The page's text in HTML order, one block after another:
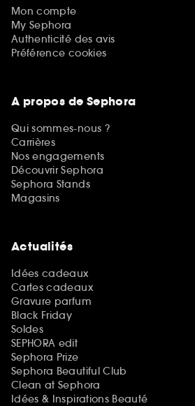
Mon compte
My Sephora
Authenticité des avis
Préférence cookies
A propos de Sephora
Qui sommes-nous ?
Carrières
Nos engagements
Découvrir Sephora
Sephora Stands
Magasins
Actualités
Idées cadeaux
Cartes cadeaux
Gravure parfum
Black Friday
Soldes
SEPHORA edit
Sephora Prize
Sephora Beautiful Club
Clean at Sephora
Idées & Inspirations Beauté